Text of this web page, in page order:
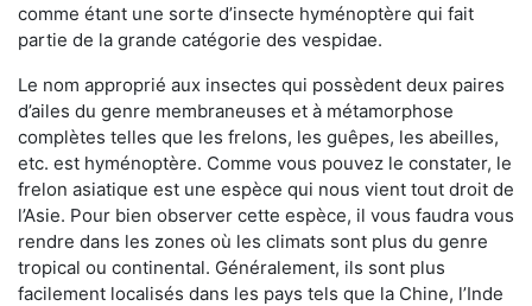
comme étant une sorte d’insecte hyménoptère qui fait
partie de la grande catégorie des vespidae.
Le nom approprié aux insectes qui possèdent deux paires
d’ailes du genre membraneuses et à métamorphose
complètes telles que les frelons, les guêpes, les abeilles,
etc. est hyménoptère. Comme vous pouvez le constater, le
frelon asiatique est une espèce qui nous vient tout droit de
l’Asie. Pour bien observer cette espèce, il vous faudra vous
rendre dans les zones où les climats sont plus du genre
tropical ou continental. Généralement, ils sont plus
facilement localisés dans les pays tels que la Chine, l’Inde